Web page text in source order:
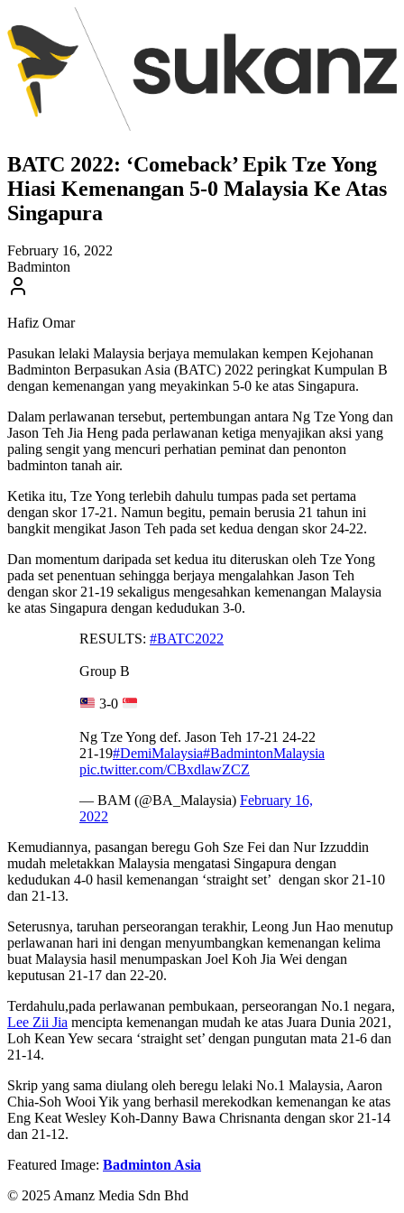
BATC 2022: ‘Comeback’ Epik Tze Yong
Hiasi Kemenangan 5-0 Malaysia Ke Atas
Singapura
February 16, 2022
Badminton
Hafiz Omar
Pasukan lelaki Malaysia berjaya memulakan kempen Kejohanan
Badminton Berpasukan Asia (BATC) 2022 peringkat Kumpulan B
dengan kemenangan yang meyakinkan 5-0 ke atas Singapura.
Dalam perlawanan tersebut, pertembungan antara Ng Tze Yong dan
Jason Teh Jia Heng pada perlawanan ketiga menyajikan aksi yang
paling sengit yang mencuri perhatian peminat dan penonton
badminton tanah air.
Ketika itu, Tze Yong terlebih dahulu tumpas pada set pertama
dengan skor 17-21. Namun begitu, pemain berusia 21 tahun ini
bangkit mengikat Jason Teh pada set kedua dengan skor 24-22.
Dan momentum daripada set kedua itu diteruskan oleh Tze Yong
pada set penentuan sehingga berjaya mengalahkan Jason Teh
dengan skor 21-19 sekaligus mengesahkan kemenangan Malaysia
ke atas Singapura dengan kedudukan 3-0.
RESULTS: #BATC2022
Group B
3-0
Ng Tze Yong def. Jason Teh 17-21 24-22
21-19#DemiMalaysia#BadmintonMalaysia
pic.twitter.com/CBxdlawZCZ
— BAM (@BA_Malaysia) February 16,
2022
Kemudiannya, pasangan beregu Goh Sze Fei dan Nur Izzuddin
mudah meletakkan Malaysia mengatasi Singapura dengan
kedudukan 4-0 hasil kemenangan ‘straight set’ dengan skor 21-10
dan 21-13.
Seterusnya, taruhan perseorangan terakhir, Leong Jun Hao menutup
perlawanan hari ini dengan menyumbangkan kemenangan kelima
buat Malaysia hasil menumpaskan Joel Koh Jia Wei dengan
keputusan 21-17 dan 22-20.
Terdahulu,pada perlawanan pembukaan, perseorangan No.1 negara,
Lee Zii Jia mencipta kemenangan mudah ke atas Juara Dunia 2021,
Loh Kean Yew secara ‘straight set’ dengan pungutan mata 21-6 dan
21-14.
Skrip yang sama diulang oleh beregu lelaki No.1 Malaysia, Aaron
Chia-Soh Wooi Yik yang berhasil merekodkan kemenangan ke atas
Eng Keat Wesley Koh-Danny Bawa Chrisnanta dengan skor 21-14
dan 21-12.
Featured Image: Badminton Asia
© 2025 Amanz Media Sdn Bhd